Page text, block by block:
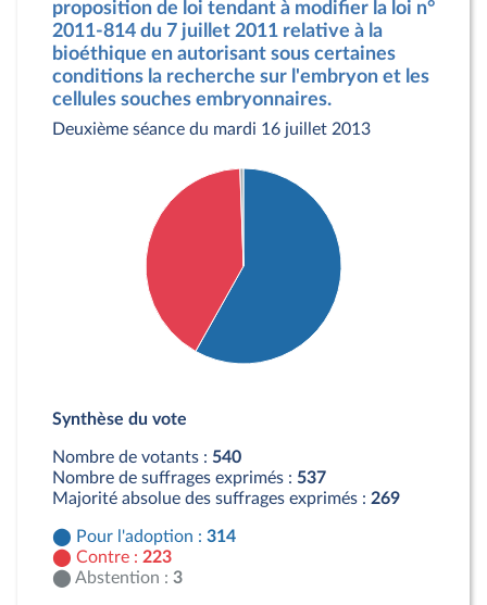
proposition de loi tendant à modifier la loi n°
2011-814 du 7 juillet 2011 relative à la
bioéthique en autorisant sous certaines
conditions la recherche sur l'embryon et les
cellules souches embryonnaires.
Deuxième séance du mardi 16 juillet 2013
Contre : 223 députés
Synthèse du vote
Nombre de votants : 540
Nombre de suffrages exprimés : 537
Majorité absolue des suffrages exprimés : 269
Pour l'adoption : 314
Contre : 223
Abstention : 3